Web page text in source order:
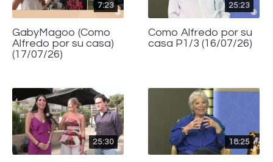
7:23
GabyMagoo (Como
Alfredo por su casa)
(17/07/26)
25:23
Como Alfredo por su
casa P1/3 (16/07/26)
25:30 18:25